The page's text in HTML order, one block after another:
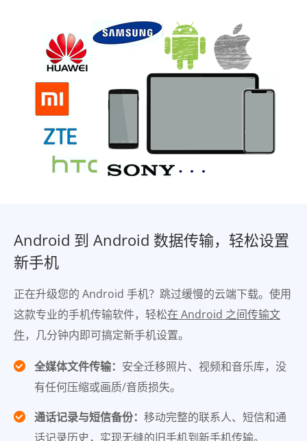
Android 到 Android 数据传输，轻松设置
新手机
正在升级您的 Android 手机？跳过缓慢的云端下载。使用
这款专业的手机传输软件，轻松在 Android 之间传输文
件，几分钟内即可搞定新手机设置。
全媒体文件传输： 安全迁移照片、视频和音乐库，没
有任何压缩或画质/音质损失。
通话记录与短信备份： 移动完整的联系人、短信和通
话记录历史，实现无缝的旧手机到新手机传输。